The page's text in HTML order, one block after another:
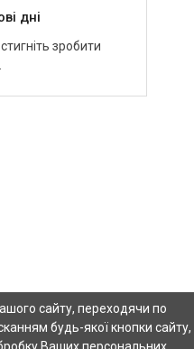
сайту, переходячи по
будь-якої кнопки сайту,
дні
зробити